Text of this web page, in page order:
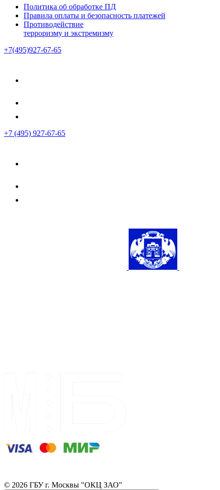
Политика об обработке ПД
Правила оплаты и безопасность платежей
Противодействие
терроризму и экстремизму
+7(495)927-67-65
+7 (495) 927-67-65
© 2026 ГБУ г. Москвы "ОКЦ ЗАО"